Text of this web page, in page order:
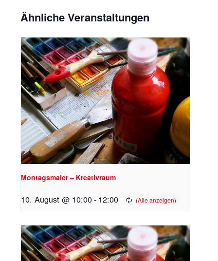
Ähnliche Veranstaltungen
Montagsmaler – Kreativraum
10. August @ 10:00- 12:00